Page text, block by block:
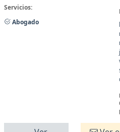
Servicios:
Abogado